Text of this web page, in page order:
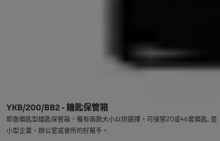
YKB/200/BB2 - 鑰匙保管箱
耶魯鎖匙型鑰匙保管箱，備有兩款大小以供選擇，可保管20或46套鎖匙, 是
小型企業、辦公室或會所的好幫手。